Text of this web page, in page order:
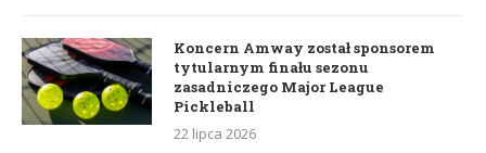
Koncern Amway został sponsorem
tytularnym finału sezonu
zasadniczego Major League
Pickleball
22 lipca 2026